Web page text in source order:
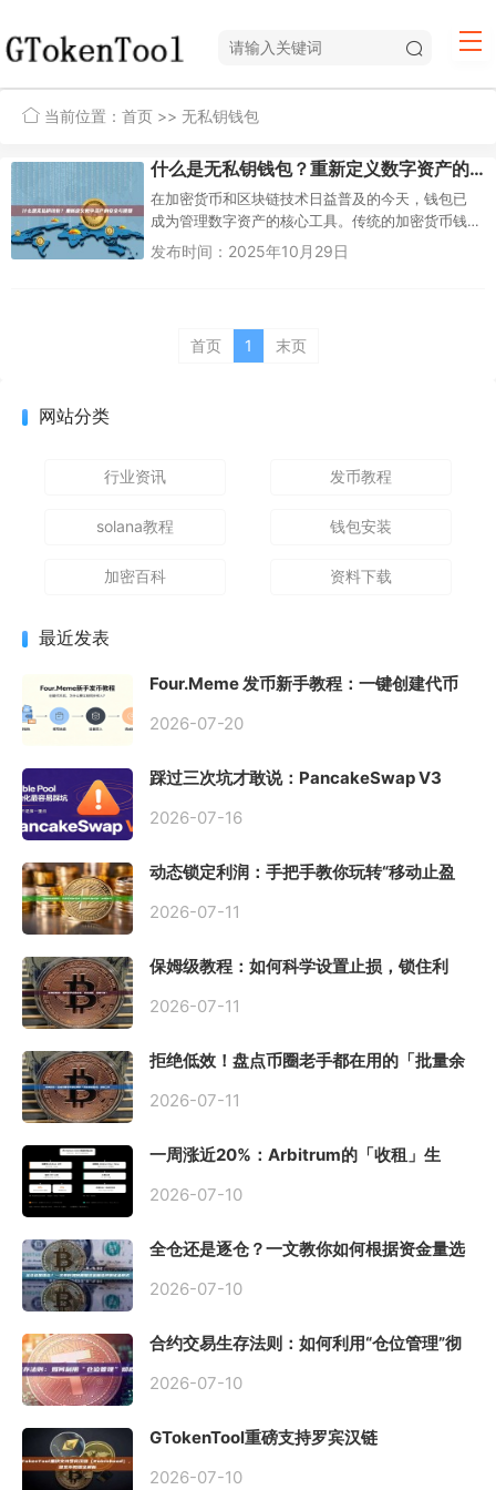
当前位置： 首页 >> 无私钥钱包
什么是无私钥钱包？重新定义数字资产的安全与便捷
在加密货币和区块链技术日益普及的今天，钱包已
成为管理数字资产的核心工具。传统的加密货币钱
包，如硬件钱包或软件钱包，通常依赖于私钥——
发布时间：2025年10月29日
首页 1 末页
网站分类
行业资讯 发币教程
solana教程 钱包安装
加密百科 资料下载
最近发表
Four.Meme 发币新手教程：一键创建代币
2026-07-20
踩过三次坑才敢说：PancakeSwap V3
初始化
2026-07-16
动态锁定利润：手把手教你玩转“移动止盈
2026-07-11
保姆级教程：如何科学设置止损，锁住利
2026-07-11
拒绝低效！盘点币圈老手都在用的「批量余
2026-07-11
一周涨近20%：Arbitrum的「收租」生
2026-07-10
全仓还是逐仓？一文教你如何根据资金量选
2026-07-10
合约交易生存法则：如何利用“仓位管理”彻
2026-07-10
GTokenTool重磅支持罗宾汉链
2026-07-10